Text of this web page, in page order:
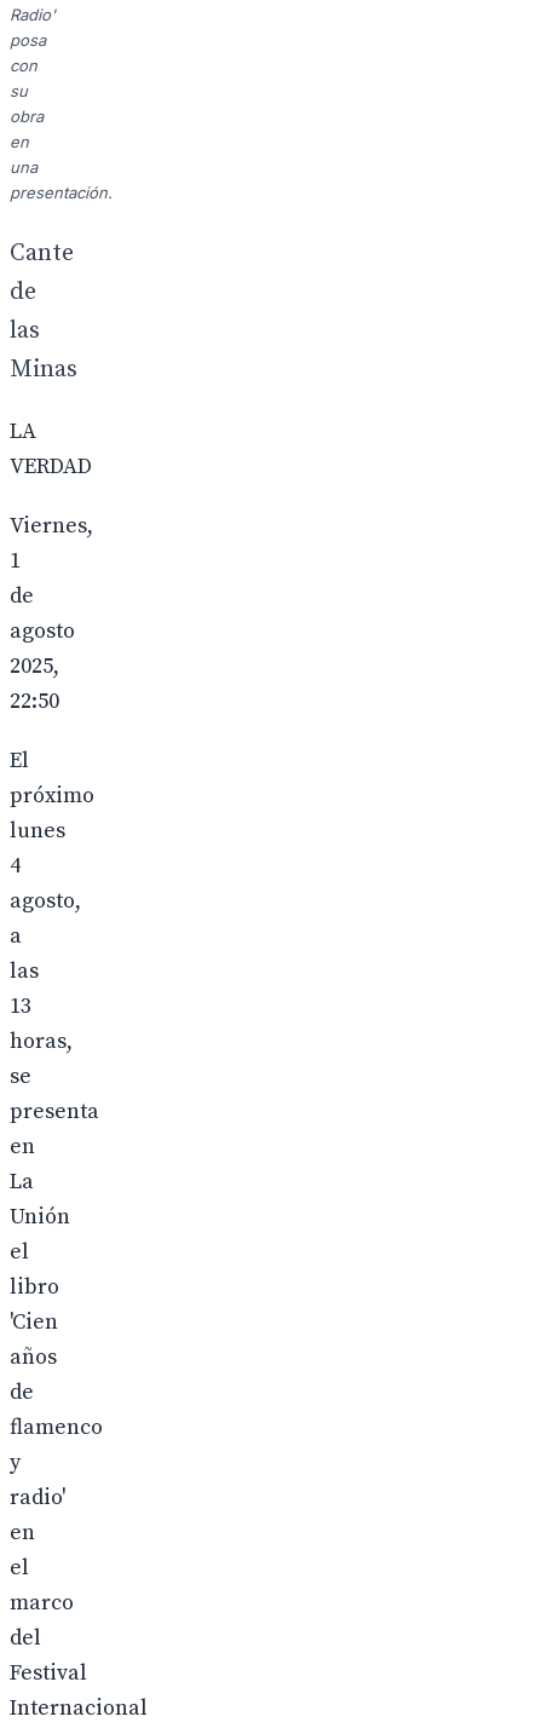
Radio'
posa
con
su
obra
en
una
presentación.
Cante
de
las
Minas
LA
VERDAD
Viernes,
1
de
agosto
2025,
22:50
El
próximo
lunes
4
agosto,
a
las
13
horas,
se
presenta
en
La
Unión
el
libro
'Cien
años
de
flamenco
y
radio'
en
el
marco
del
Festival
Internacional